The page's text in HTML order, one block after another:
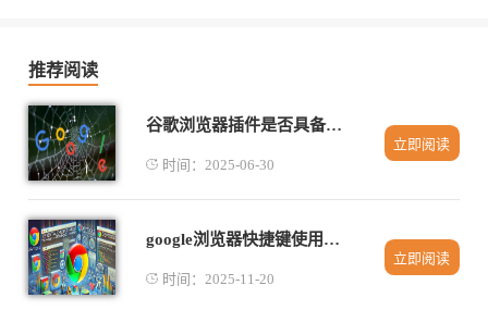
推荐阅读
谷歌浏览器插件是否具备自动化网页测试功能
时间：2025-06-30
立即阅读
google浏览器快捷键使用技巧汇总
时间：2025-11-20
立即阅读